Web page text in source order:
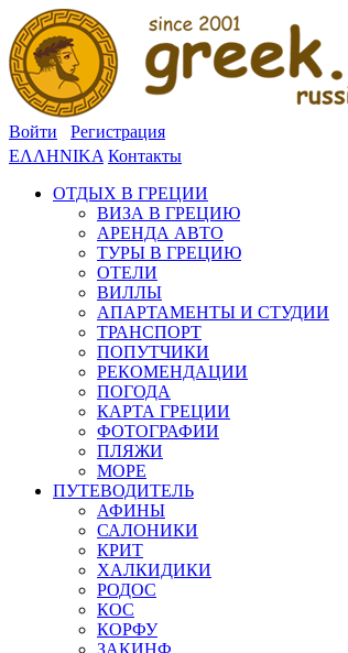
Войти
Регистрация
ΕΛΛΗΝΙΚΑ Контакты
ОТДЫХ В ГРЕЦИИ
ВИЗА В ГРЕЦИЮ
АРЕНДА АВТО
ТУРЫ В ГРЕЦИЮ
ОТЕЛИ
ВИЛЛЫ
АПАРТАМЕНТЫ И СТУДИИ
ТРАНСПОРТ
ПОПУТЧИКИ
РЕКОМЕНДАЦИИ
ПОГОДА
КАРТА ГРЕЦИИ
ФОТОГРАФИИ
ПЛЯЖИ
МОРЕ
ПУТЕВОДИТЕЛЬ
АФИНЫ
САЛОНИКИ
КРИТ
ХАЛКИДИКИ
РОДОС
КОС
КОРФУ
ЗАКИНФ